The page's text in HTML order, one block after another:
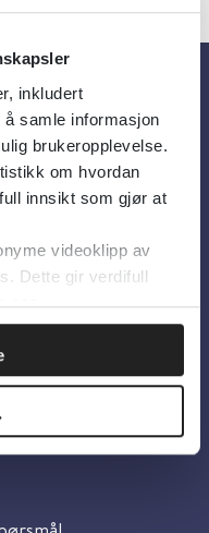
inkludert
samle informasjon
brukeropplevelse.
om hvordan
innsikt som gjør at
videoklipp av
Dette gir verdifull
oss.